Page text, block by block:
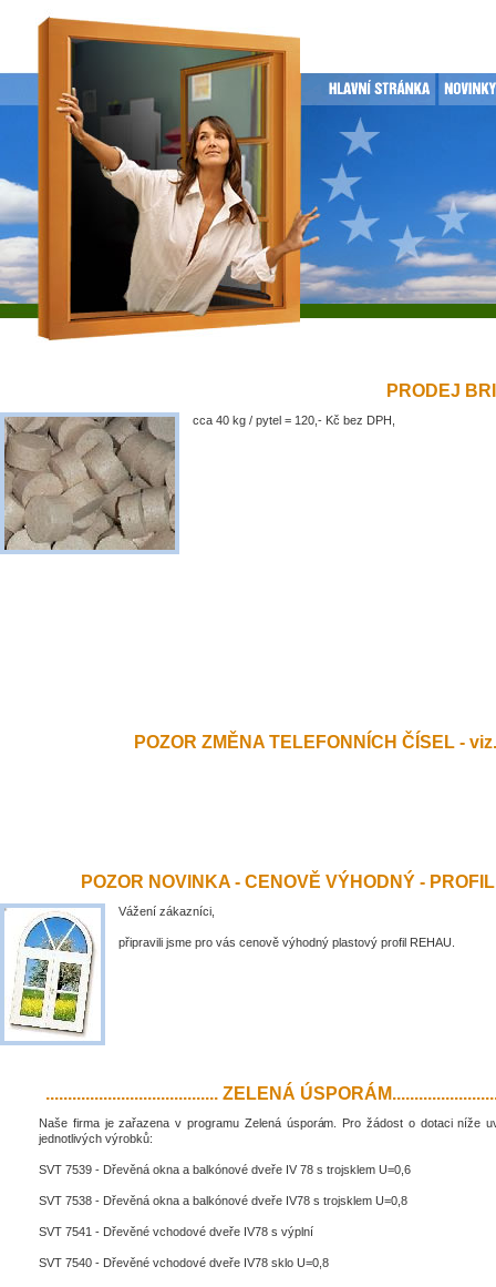
PRODEJ
cca 40 kg / pytel = 120,- Kč bez DPH,
POZOR ZMĚNA TELEFONNÍCH ČÍSEL -
POZOR NOVINKA - CENOVĚ VÝHODNÝ -
Vážení zákazníci,
připravili jsme pro vás cenově výhodný plastový profil REHAU.
....................................... ZELENÁ
Naše firma je zařazena v programu Zelená úsporám. Pro žádost o dotaci níže
jednotlivých výrobků:
SVT 7539 - Dřevěná okna a balkónové dveře IV 78 s trojsklem U=0,6
SVT 7538 - Dřevěná okna a balkónové dveře IV78 s trojsklem U=0,8
SVT 7541 - Dřevěné vchodové dveře IV78 s výplní
SVT 7540 - Dřevěné vchodové dveře IV78 sklo U=0,8